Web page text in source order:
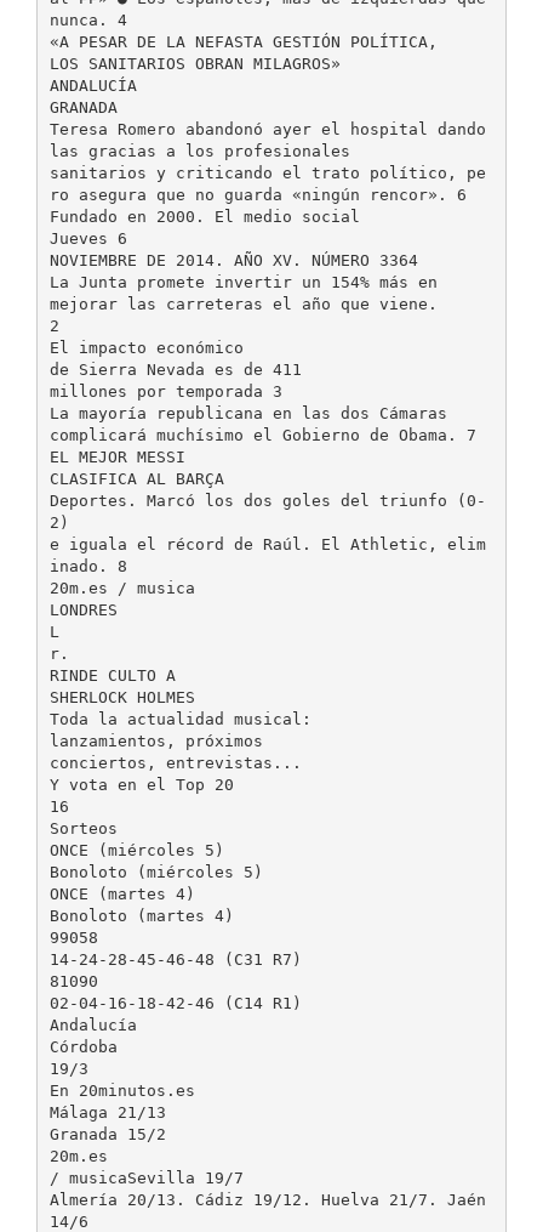
nunca. 4
«A PESAR DE LA NEFASTA GESTIÓN POLÍTICA,
LOS SANITARIOS OBRAN MILAGROS»
ANDALUCÍA
GRANADA
Teresa Romero abandonó ayer el hospital dando
las gracias a los profesionales
sanitarios y criticando el trato político, pe
ro asegura que no guarda «ningún rencor». 6
Fundado en 2000. El medio social
Jueves 6
NOVIEMBRE DE 2014. AÑO XV. NÚMERO 3364
La Junta promete invertir un 154% más en
mejorar las carreteras el año que viene.
2
El impacto económico
de Sierra Nevada es de 411
millones por temporada 3
La mayoría republicana en las dos Cámaras
complicará muchísimo el Gobierno de Obama. 7
EL MEJOR MESSI
CLASIFICA AL BARÇA
Deportes. Marcó los dos goles del triunfo (0-
2)
e iguala el récord de Raúl. El Athletic, elim
inado. 8
20m.es / musica
LONDRES
L
r.
RINDE CULTO A
SHERLOCK HOLMES
Toda la actualidad musical:
lanzamientos, próximos
conciertos, entrevistas...
Y vota en el Top 20
16
Sorteos
ONCE (miércoles 5)
Bonoloto (miércoles 5)
ONCE (martes 4)
Bonoloto (martes 4)
99058
14-24-28-45-46-48 (C31 R7)
81090
02-04-16-18-42-46 (C14 R1)
Andalucía
Córdoba
19/3
En 20minutos.es
Málaga 21/13
Granada 15/2
20m.es
/ musicaSevilla 19/7
Almería 20/13. Cádiz 19/12. Huelva 21/7. Jaén
14/6